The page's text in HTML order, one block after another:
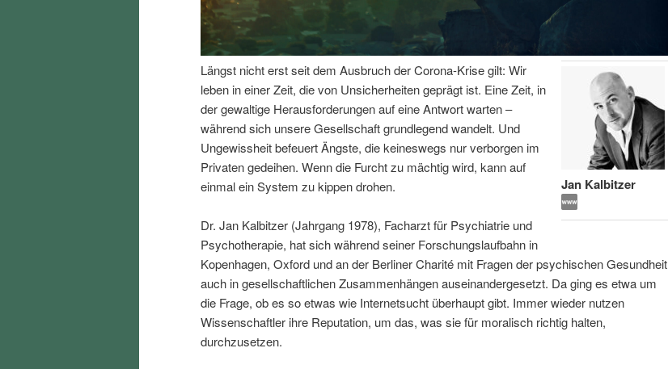
I
s
p
r
e
l
t
s
Jan Kalbitzer
Längst nicht erst seit dem Ausbruch der Corona-Krise gilt: Wir
leben in einer Zeit, die von Unsicherheiten geprägt ist. Eine Zeit, in
der gewaltige Herausforderungen auf eine Antwort warten –
während sich unsere Gesellschaft grundlegend wandelt. Und
Ungewissheit befeuert Ängste, die keineswegs nur verborgen im
Privaten gedeihen. Wenn die Furcht zu mächtig wird, kann auf
einmal ein System zu kippen drohen.
Dr. Jan Kalbitzer (Jahrgang 1978), Facharzt für Psychiatrie und
Psychotherapie, hat sich während seiner Forschungslaufbahn in
Kopenhagen, Oxford und an der Berliner Charité mit Fragen der psychischen Gesundheit
auch in gesellschaftlichen Zusammenhängen auseinandergesetzt. Da ging es etwa um
die Frage, ob es so etwas wie Internetsucht überhaupt gibt. Immer wieder nutzen
Wissenschaftler ihre Reputation, um das, was sie für moralisch richtig halten,
durchzusetzen.